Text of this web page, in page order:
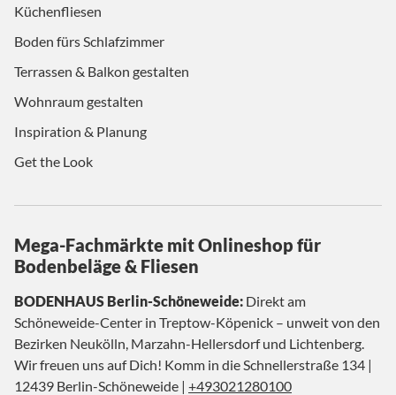
Küchenfliesen
Boden fürs Schlafzimmer
Terrassen & Balkon gestalten
Wohnraum gestalten
Inspiration & Planung
Get the Look
Mega-Fachmärkte mit Onlineshop für
Bodenbeläge & Fliesen
BODENHAUS Berlin-Schöneweide: Direkt am
Schöneweide-Center in Treptow-Köpenick – unweit von den
Bezirken Neukölln, Marzahn-Hellersdorf und Lichtenberg.
Wir freuen uns auf Dich! Komm in die Schnellerstraße 134 |
12439 Berlin-Schöneweide | +493021280100